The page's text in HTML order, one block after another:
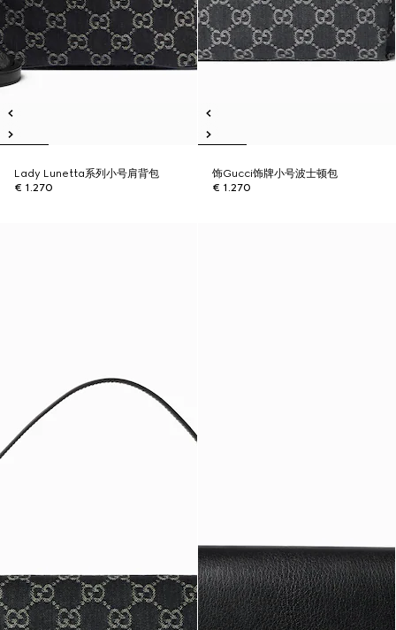
Lady Lunetta系列小号肩背包
€ 1.270
饰Gucci饰牌小号波士顿包
€ 1.270